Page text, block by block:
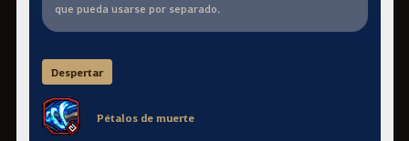
que pueda usarse por separado.
Despertar
Pétalos de muerte